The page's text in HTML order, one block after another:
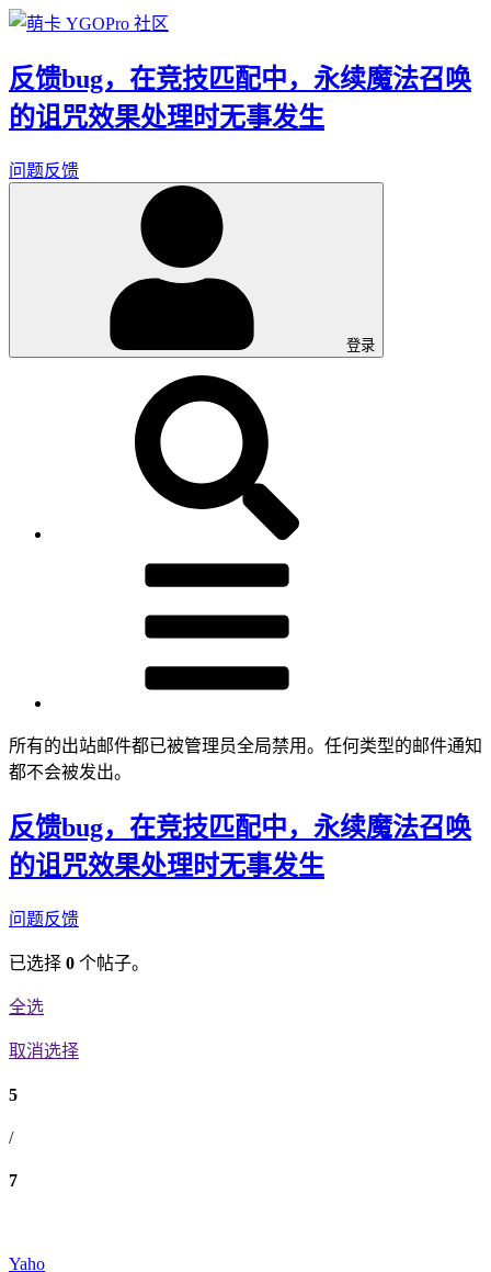
反馈bug，在竞技匹配中，永续魔法召唤
的诅咒效果处理时无事发生
问题反馈
登录
所有的出站邮件都已被管理员全局禁用。任何类型的邮件通知
都不会被发出。
反馈bug，在竞技匹配中，永续魔法召唤
的诅咒效果处理时无事发生
问题反馈
已选择 0 个帖子。
全选
取消选择
5
/
7
Yaho